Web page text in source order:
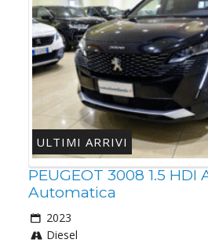
ULTIMI ARRIVI
PEUGEOT 3008 1.5 HDI
Automatica
2023
Diesel